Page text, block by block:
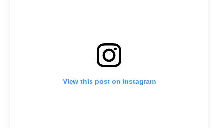
View this post on Instagram